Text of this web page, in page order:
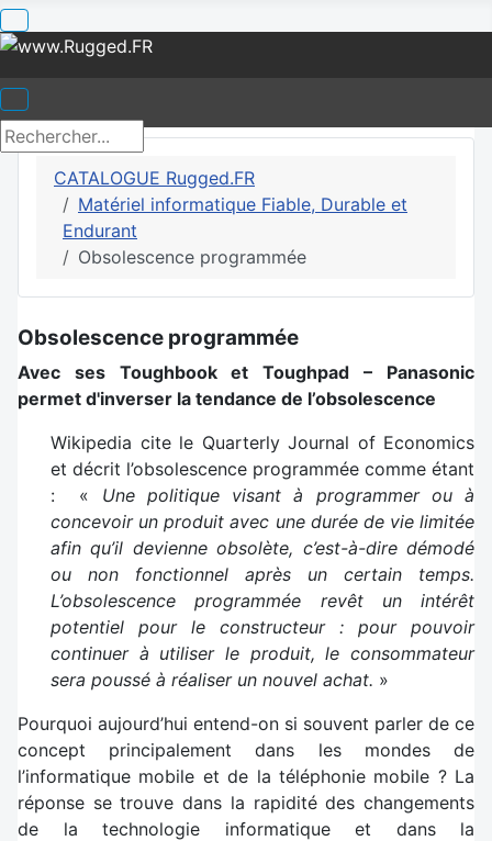
CATALOGUE Rugged.FR
Matériel informatique Fiable, Durable et
Endurant
Obsolescence programmée
Obsolescence programmée
Avec ses Toughbook et Toughpad – Panasonic
permet d'inverser la tendance de l’obsolescence
Wikipedia cite le Quarterly Journal of Economics
et décrit l’obsolescence programmée comme étant
: « Une politique visant à programmer ou à
concevoir un produit avec une durée de vie limitée
afin qu’il devienne obsolète, c’est-à-dire démodé
ou non fonctionnel après un certain temps.
L’obsolescence programmée revêt un intérêt
potentiel pour le constructeur : pour pouvoir
continuer à utiliser le produit, le consommateur
sera poussé à réaliser un nouvel achat. »
Pourquoi aujourd’hui entend-on si souvent parler de ce
concept principalement dans les mondes de
l’informatique mobile et de la téléphonie mobile ? La
réponse se trouve dans la rapidité des changements
de la technologie informatique et dans la